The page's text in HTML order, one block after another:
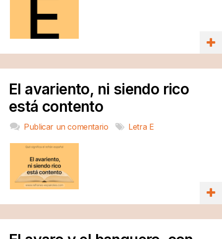
El avariento, ni siendo rico
está contento
Publicar un comentario Letra E